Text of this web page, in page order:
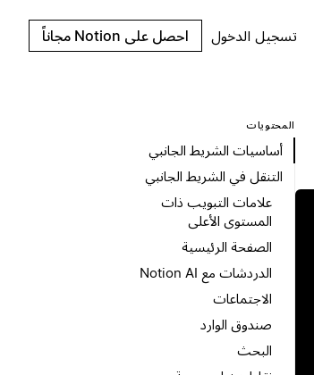
تسجيل الدخول احصل على Notion مجاناً
المحتويات
أساسيات الشريط الجانبي
التنقل في الشريط الجانبي
علامات التبويب ذات
المستوى الأعلى
الصفحة الرئيسية
الدردشات مع Notion AI
الاجتماعات
صندوق الوارد
البحث